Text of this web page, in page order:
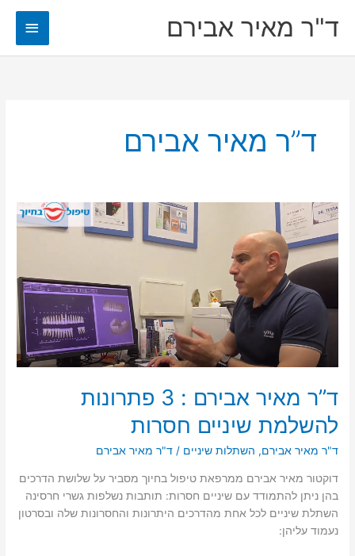
ד"ר מאיר אבירם
ראשי
ד”ר מאיר אבירם
ד”ר מאיר אבירם : 3 פתרונות
להשלמת שיניים חסרות
ד"ר מאיר אבירם, השתלות שיניים/ ד"ר מאיר אבירם
דוקטור מאיר אבירם ממרפאת טיפול בחיוך מסביר על שלושת הדרכים
בהן ניתן להתמודד עם שיניים חסרות: תותבות נשלפות גשרי חרסינה
השתלת שיניים לכל אחת מהדרכים היתרונות והחסרונות שלה ובסרטון
נעמוד עליהן: